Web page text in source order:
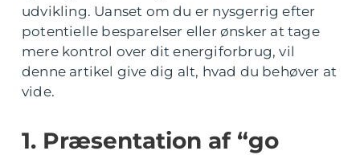
udvikling. Uanset om du er nysgerrig efter
potentielle besparelser eller ønsker at tage
mere kontrol over dit energiforbrug, vil
denne artikel give dig alt, hvad du behøver at
vide.
1. Præsentation af “go